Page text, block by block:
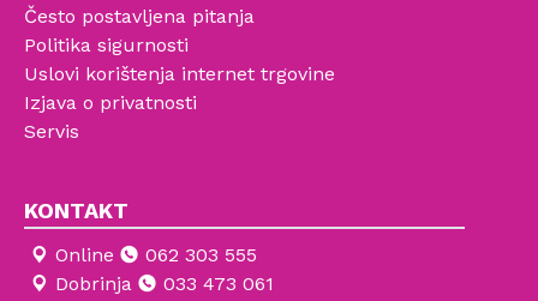
Često postavljena pitanja
Politika sigurnosti
Uslovi korištenja internet trgovine
Izjava o privatnosti
Servis
KONTAKT
Online
062 303 555
Dobrinja
033 473 061